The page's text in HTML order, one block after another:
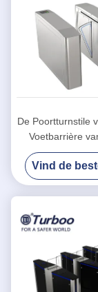
De Poortturnstile
Voetbarrière
Wapeningang
Pascontrole in
Vind de